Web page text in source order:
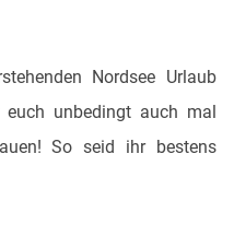
Nordsee Urlaub
unbedingt auch mal
So seid ihr bestens